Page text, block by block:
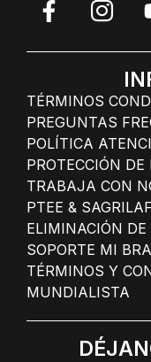
TÉRMINOS
PREGUNTAS
POLÍTICA
PROTECCIÓN
TRABAJA CON
PTEE &
ELIMINACIÓN
SOPORTE MI
TÉRMINOS Y
MUNDIALISTA